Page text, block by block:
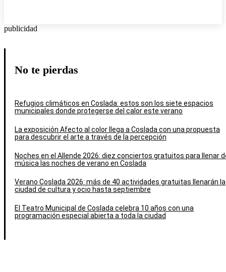
publicidad
No te pierdas
Refugios climáticos en Coslada: estos son los siete espacios
municipales donde protegerse del calor este verano
La exposición Afecto al color llega a Coslada con una propuesta
para descubrir el arte a través de la percepción
Noches en el Allende 2026: diez conciertos gratuitos para llenar
música las noches de verano en Coslada
Verano Coslada 2026: más de 40 actividades gratuitas llenarán la
ciudad de cultura y ocio hasta septiembre
El Teatro Municipal de Coslada celebra 10 años con una
programación especial abierta a toda la ciudad